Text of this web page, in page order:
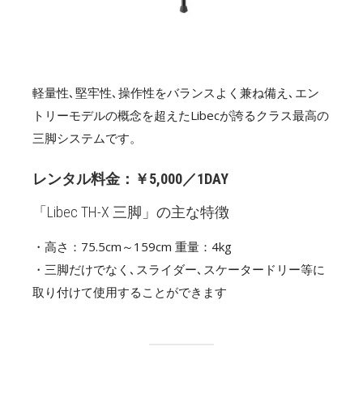
軽量性､堅牢性､操作性をバランスよく兼ね備え､エン
トリーモデルの概念を超えたLibecが誇るクラス最高の
三脚システムです。
レンタル料金：￥5,000／1DAY
「Libec TH-X 三脚」の主な特徴
・高さ：75.5cm～159cm 重量：4kg
・三脚だけでなく､スライダー､スケータードリー等に
取り付けて使用することができます